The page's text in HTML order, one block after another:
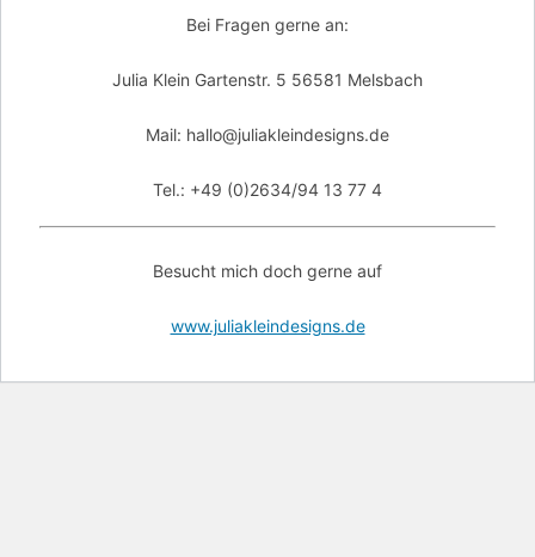
Bei Fragen gerne an:
Julia Klein Gartenstr. 5 56581 Melsbach
Mail: hallo@juliakleindesigns.de
Tel.: +49 (0)2634/94 13 77 4
Besucht mich doch gerne auf
www.juliakleindesigns.de